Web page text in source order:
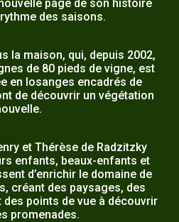
page de son histoire
des saisons.
la maison, qui, depuis 2002,
de 80 pieds de vigne, est
en losanges encadrés de
de découvrir un végétation
et Thérèse de Radzitzky
enfants, beaux-enfants et
d’enrichir le domaine de
créant des paysages, des
points de vue à découvrir
promenades.